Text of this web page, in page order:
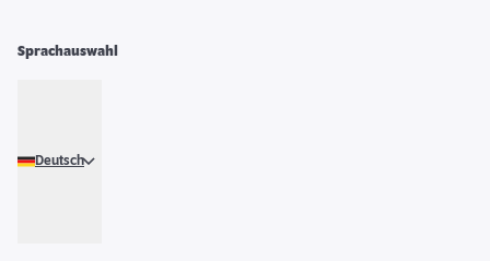
Sprachauswahl
Deutsch